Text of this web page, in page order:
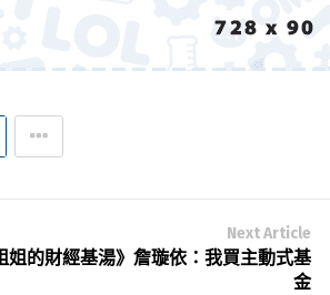
Next Article
姐的財經基湯》詹璇依：我買主動式基
金